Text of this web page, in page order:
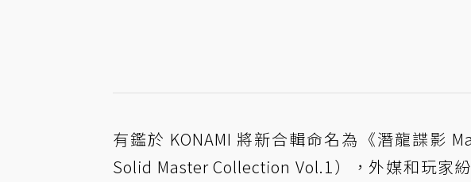
有鑑於 KONAMI 將新合輯命名為《潛龍諜影
Solid Master Collection Vol.1），外媒和玩家